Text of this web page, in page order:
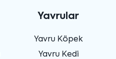
Yavrular
Yavru Köpek
Yavru Kedi